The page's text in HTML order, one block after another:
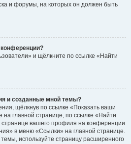
и форумы, на которых он должен быть
конференции?
и щёлкните по ссылке «Найти
и созданные мной темы?
щёлкнув по ссылке «Показать ваши
главной странице, по ссылке «Найти
вашего профиля на конференции
в меню «Ссылки» на главной странице.
используйте страницу расширенного